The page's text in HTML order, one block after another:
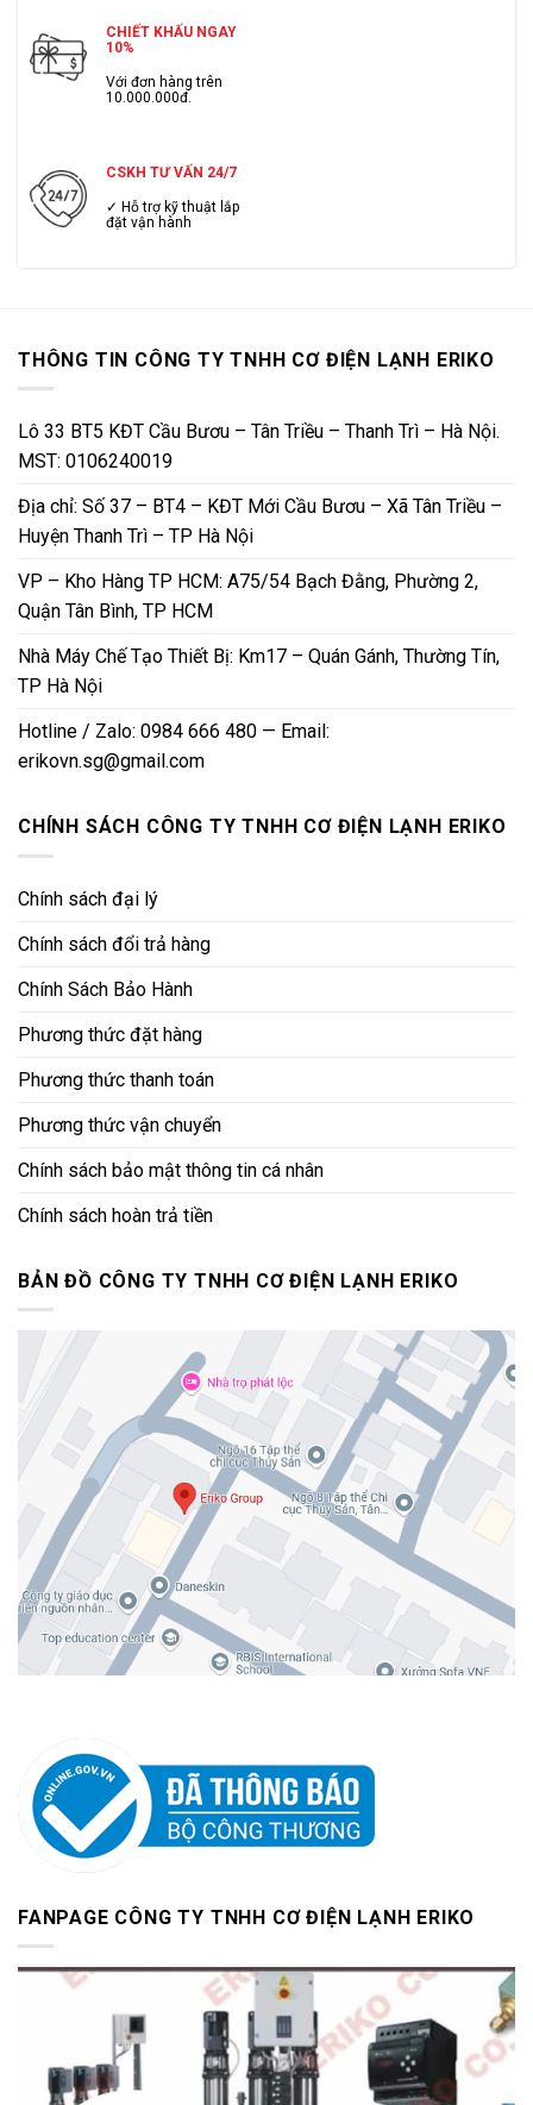
CHIẾT KHẤU NGAY
10%
Với đơn hàng trên
10.000.000đ.
CSKH TƯ VẤN 24/7
✓ Hỗ trợ kỹ thuật lắp
đặt vận hành
THÔNG TIN CÔNG TY TNHH CƠ ĐIỆN LẠNH ERIKO
Lô 33 BT5 KĐT Cầu Bươu – Tân Triều – Thanh Trì – Hà Nội.
MST: 0106240019
Địa chỉ: Số 37 – BT4 – KĐT Mới Cầu Bươu – Xã Tân Triều –
Huyện Thanh Trì – TP Hà Nội
VP – Kho Hàng TP HCM: A75/54 Bạch Đằng, Phường 2,
Quận Tân Bình, TP HCM
Nhà Máy Chế Tạo Thiết Bị: Km17 – Quán Gánh, Thường Tín,
TP Hà Nội
Hotline / Zalo: 0984 666 480 — Email:
erikovn.sg@gmail.com
CHÍNH SÁCH CÔNG TY TNHH CƠ ĐIỆN LẠNH ERIKO
Chính sách đại lý
Chính sách đổi trả hàng
Chính Sách Bảo Hành
Phương thức đặt hàng
Phương thức thanh toán
Phương thức vận chuyển
Chính sách bảo mật thông tin cá nhân
Chính sách hoàn trả tiền
BẢN ĐỒ CÔNG TY TNHH CƠ ĐIỆN LẠNH ERIKO
FANPAGE CÔNG TY TNHH CƠ ĐIỆN LẠNH ERIKO